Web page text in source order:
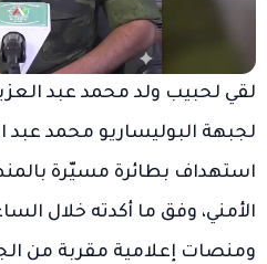
لقي لحبيب ولد محمد عبد
لجبهة البوليساريو محمد عبد
استهداف بطائرة مسيّرة
الأمني، وفق ما أكدته خلال
ومنصات إعلامية مقربة من